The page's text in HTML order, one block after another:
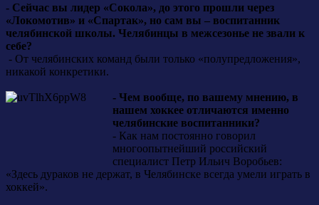
- Сейчас вы лидер «Сокола», до этого прошли через
«Локомотив» и «Спартак», но сам вы – воспитанник
челябинской школы. Челябинцы в межсезонье не звали к
себе?
- От челябинских команд были только «полупредложения»,
никакой конкретики.
- Чем вообще, по вашему мнению, в
нашем хоккее отличаются именно
челябинские воспитанники?
- Как нам постоянно говорил
многоопытнейший российский
специалист Петр Ильич Воробьев:
«Здесь дураков не держат, в Челябинске всегда умели играть в
хоккей».